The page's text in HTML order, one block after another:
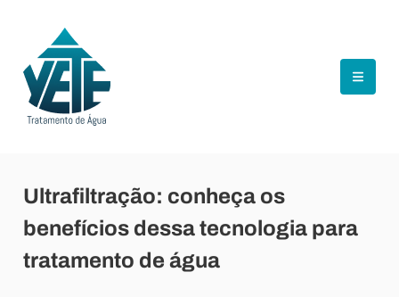
Ultrafiltração: conheça os
benefícios dessa tecnologia para
tratamento de água